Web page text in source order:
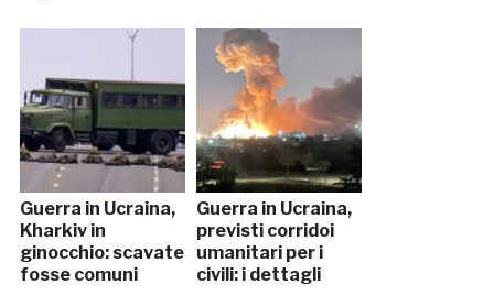
Guerra in Ucraina,
Kharkiv in
ginocchio: scavate
fosse comuni
Guerra in Ucraina,
previsti corridoi
umanitari per i
civili: i dettagli